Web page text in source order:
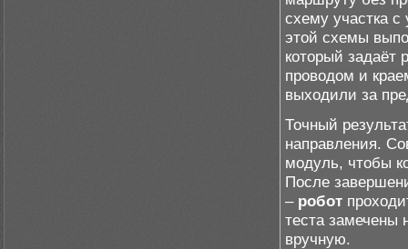
схему участка
этой схемы
который задаёт
проводом и
выходили за
Точный
направления.
модуль, чтобы
После
– робот
теста замечены
вручную.